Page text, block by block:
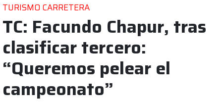
TURISMO CARRETERA
TC: Facundo Chapur, tras
clasificar tercero:
“Queremos pelear el
campeonato”